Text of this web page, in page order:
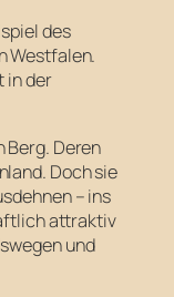
des
Westfalen.
in der
Berg. Deren
Doch sie
– ins
attraktiv
und